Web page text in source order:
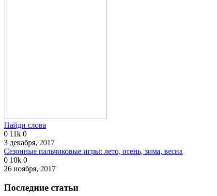
Найди слова
0 11k 0
3 декабря, 2017
Сезонные пальчиковые игры: лето, осень, зима, весна
0 10k 0
26 ноября, 2017
Последние статьи